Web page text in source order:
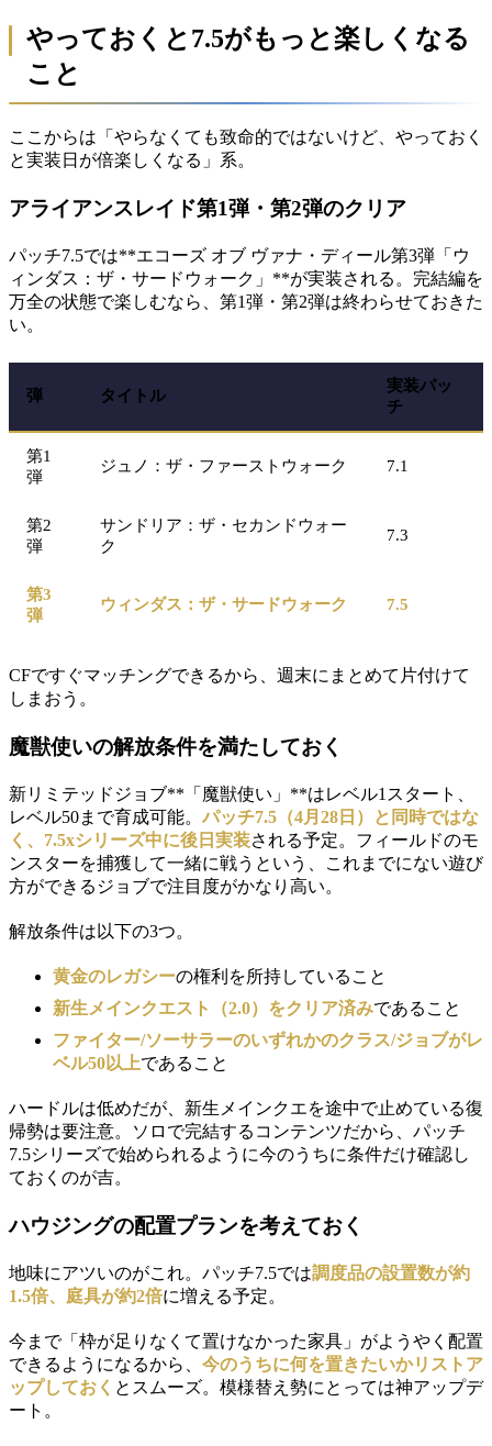
やっておくと7.5がもっと楽しくなる
こと
ここからは「やらなくても致命的ではないけど、やっておく
と実装日が倍楽しくなる」系。
アライアンスレイド第1弾・第2弾のクリア
パッチ7.5では**エコーズ オブ ヴァナ・ディール第3弾「ウ
ィンダス：ザ・サードウォーク」**が実装される。完結編を
万全の状態で楽しむなら、第1弾・第2弾は終わらせておきた
い。
弾 タイトル
実装パッ
チ
第1
弾
ジュノ：ザ・ファーストウォーク 7.1
第2
弾
サンドリア：ザ・セカンドウォー
ク
7.3
第3
弾
ウィンダス：ザ・サードウォーク 7.5
CFですぐマッチングできるから、週末にまとめて片付けて
しまおう。
魔獣使いの解放条件を満たしておく
新リミテッドジョブ**「魔獣使い」**はレベル1スタート、
レベル50まで育成可能。 パッチ7.5（4月28日）と同時ではな
く、7.5xシリーズ中に後日実装される予定。フィールドのモ
ンスターを捕獲して一緒に戦うという、これまでにない遊び
方ができるジョブで注目度がかなり高い。
解放条件は以下の3つ。
黄金のレガシーの権利を所持していること
新生メインクエスト（2.0）をクリア済みであること
ファイター/ソーサラーのいずれかのクラス/ジョブがレ
ベル50以上であること
ハードルは低めだが、新生メインクエを途中で止めている復
帰勢は要注意。ソロで完結するコンテンツだから、パッチ
7.5シリーズで始められるように今のうちに条件だけ確認し
ておくのが吉。
ハウジングの配置プランを考えておく
地味にアツいのがこれ。パッチ7.5では調度品の設置数が約
1.5倍、庭具が約2倍に増える予定。
今まで「枠が足りなくて置けなかった家具」がようやく配置
できるようになるから、 今のうちに何を置きたいかリストア
ップしておく とスムーズ。模様替え勢にとっては神アップデ
ート。